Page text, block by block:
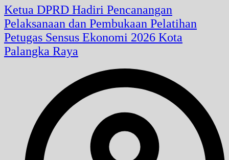
Ketua DPRD Hadiri Pencanangan
Pelaksanaan dan Pembukaan Pelatihan
Petugas Sensus Ekonomi 2026 Kota
Palangka Raya